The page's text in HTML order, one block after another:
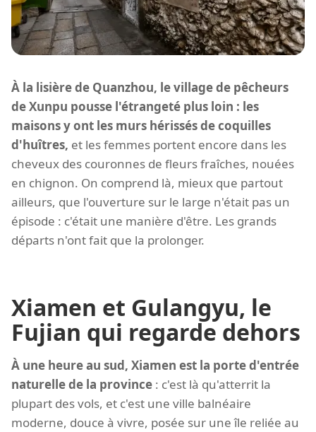
À la lisière de Quanzhou, le village de pêcheurs
de Xunpu pousse l'étrangeté plus loin : les
maisons y ont les murs hérissés de coquilles
d'huîtres, et les femmes portent encore dans les
cheveux des couronnes de fleurs fraîches, nouées
en chignon. On comprend là, mieux que partout
ailleurs, que l'ouverture sur le large n'était pas un
épisode : c'était une manière d'être. Les grands
départs n'ont fait que la prolonger.
Xiamen et Gulangyu, le
Fujian qui regarde dehors
À une heure au sud, Xiamen est la porte d'entrée
naturelle de la province : c'est là qu'atterrit la
plupart des vols, et c'est une ville balnéaire
moderne, douce à vivre, posée sur une île reliée au